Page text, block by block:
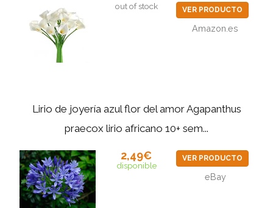
out of stock VER PRODUCTO
Amazon.es
Lirio de joyería azul flor del amor Agapanthus
praecox lirio africano 10+ sem...
2,49€
disponible
VER PRODUCTO
eBay